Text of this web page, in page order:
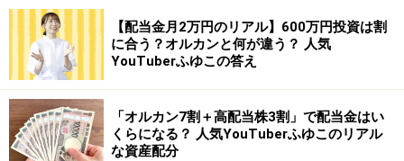
入金額となります。株式の取引には、売買手数料がかか
り、証券会社によって違います。約定金額によって段階
的にアップする、1日定額で手数料が設定されているな
どさまざまです。この手数料は買うときと売るとき両方
にかかります。以下、売買にかかる手数料の例を見てみ
ましょう。
【配当金月2万円のリアル】600万円投資は割
に合う？オルカンと何が違う？ 人気
YouTuberふゆこの答え
「オルカン7割＋高配当株3割」で配当金はい
くらになる？ 人気YouTuberふゆこのリアル
な資産配分